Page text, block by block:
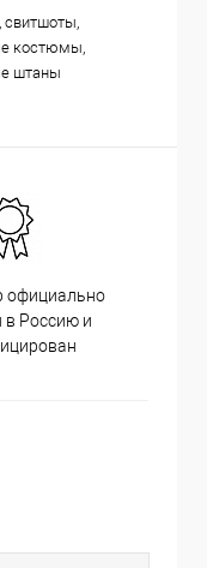
свитшоты,
костюмы,
штаны
официально
в Россию и